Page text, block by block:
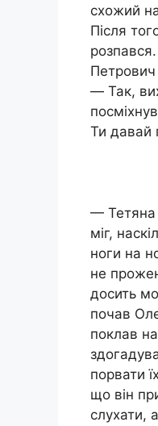
схожий
Після
розпався.
Петрович
— Так,
Ти давай
— Тетяна
міг,
ноги на
не
досить
почав
поклав
порвати
що він
слухати,